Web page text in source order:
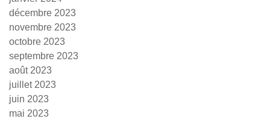
décembre 2023
novembre 2023
octobre 2023
septembre 2023
août 2023
juillet 2023
juin 2023
mai 2023